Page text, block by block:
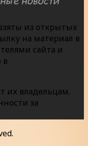
из открытых
на материал в
сайта и
в
их владельцам.
за